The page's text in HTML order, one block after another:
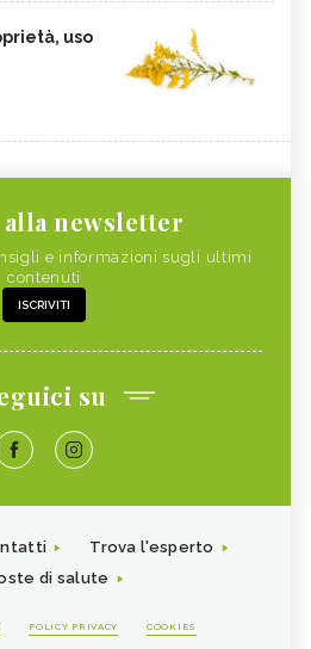
uso
newsletter
e informazioni sugli ultimi
contenuti
ISCRIVITI
su
Trova l'esperto
di salute
POLICY PRIVACY COOKIES